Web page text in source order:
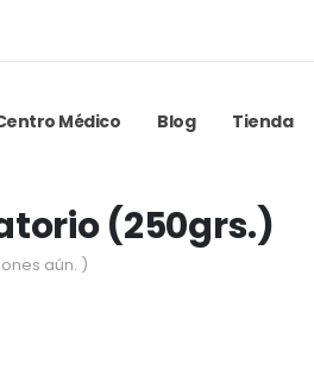
Médico Blog Tienda
(250grs.)
aún. )